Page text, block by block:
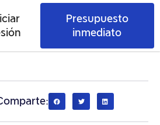
Presupuesto
inmediato